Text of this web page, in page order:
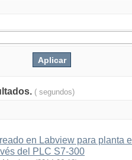
( segundos)
en Labview para planta
del PLC S7-300